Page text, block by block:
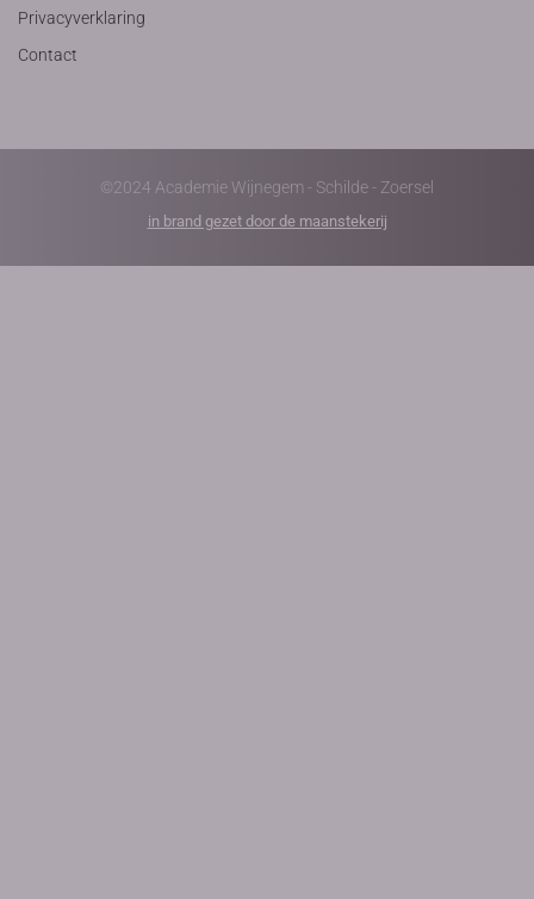
Privacyverklaring
Contact
©2024 Academie Wijnegem - Schilde - Zoersel
in brand gezet door de maanstekerij